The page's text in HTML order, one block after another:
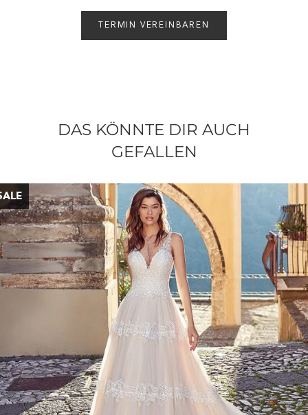
TERMIN VEREINBAREN
DAS KÖNNTE DIR AUCH
GEFALLEN